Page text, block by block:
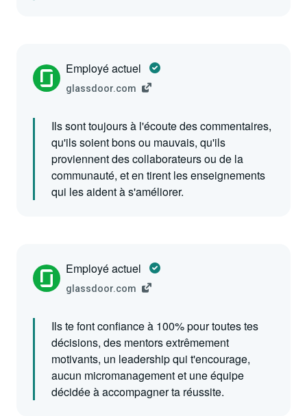
Employé actuel
glassdoor.com
Ils sont toujours à l'écoute des commentaires,
qu'ils soient bons ou mauvais, qu'ils
proviennent des collaborateurs ou de la
communauté, et en tirent les enseignements
qui les aident à s'améliorer.
Employé actuel
glassdoor.com
Ils te font confiance à 100% pour toutes tes
décisions, des mentors extrêmement
motivants, un leadership qui t'encourage,
aucun micromanagement et une équipe
décidée à accompagner ta réussite.